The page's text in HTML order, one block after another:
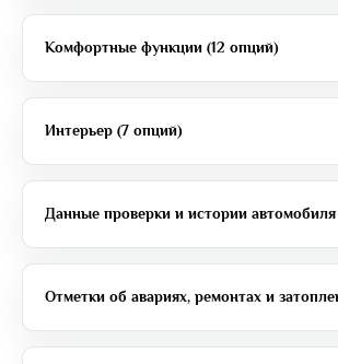
Комфортные функции (12 опций)
Интерьер (7 опций)
Данные проверки и истории автомобиля
Отметки об авариях, ремонтах и